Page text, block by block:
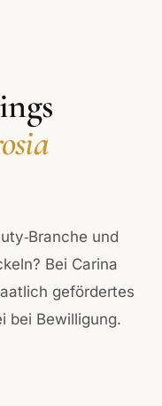
und
Bei Carina
gefördertes
bei Bewilligung.